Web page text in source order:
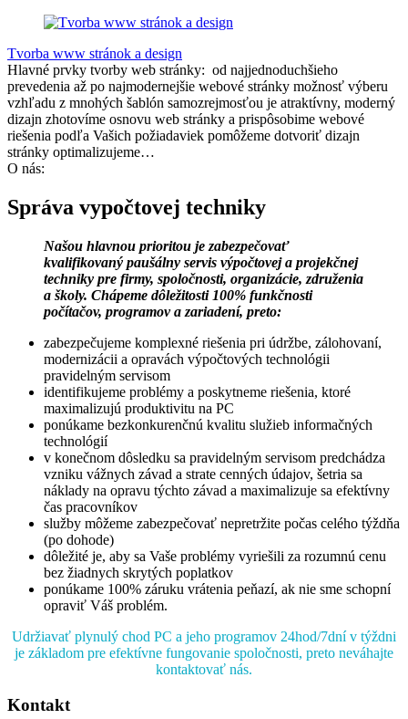
Tvorba www stránok a design
Hlavné prvky tvorby web stránky: od najjednoduchšieho
prevedenia až po najmodernejšie webové stránky možnosť výberu
vzhľadu z mnohých šablón samozrejmosťou je atraktívny, moderný
dizajn zhotovíme osnovu web stránky a prispôsobime webové
riešenia podľa Vašich požiadaviek pomôžeme dotvoriť dizajn
stránky optimalizujeme…
O nás:
Správa vypočtovej techniky
Našou hlavnou prioritou je zabezpečovať
kvalifikovaný paušálny servis výpočtovej a projekčnej
techniky pre firmy, spoločnosti, organizácie, združenia
a školy. Chápeme dôležitosti 100% funkčnosti
počítačov, programov a zariadení, preto:
zabezpečujeme komplexné riešenia pri údržbe, zálohovaní,
modernizácii a opravách výpočtových technológii
pravidelným servisom
identifikujeme problémy a poskytneme riešenia, ktoré
maximalizujú produktivitu na PC
ponúkame bezkonkurenčnú kvalitu služieb informačných
technológií
v konečnom dôsledku sa pravidelným servisom predchádza
vzniku vážnych závad a strate cenných údajov, šetria sa
náklady na opravu týchto závad a maximalizuje sa efektívny
čas pracovníkov
služby môžeme zabezpečovať nepretržite počas celého týždňa
(po dohode)
dôležité je, aby sa Vaše problémy vyriešili za rozumnú cenu
bez žiadnych skrytých poplatkov
ponúkame 100% záruku vrátenia peňazí, ak nie sme schopní
opraviť Váš problém.
Udržiavať plynulý chod PC a jeho programov 24hod/7dní v týždni
je základom pre efektívne fungovanie spoločnosti, preto neváhajte
kontaktovať nás.
Kontakt